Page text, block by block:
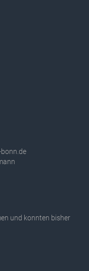
und konnten bisher